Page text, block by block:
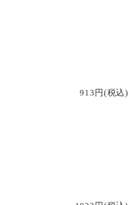
913円(税込)